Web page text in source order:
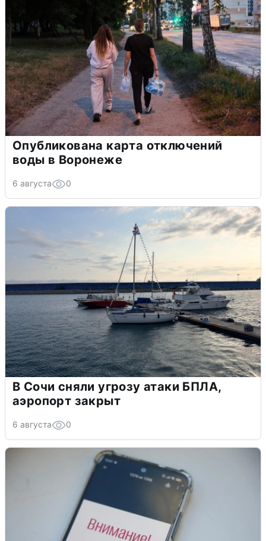
Опубликована карта отключений
воды в Воронеже
6 августа 0
В Сочи сняли угрозу атаки БПЛА,
аэропорт закрыт
6 августа 0